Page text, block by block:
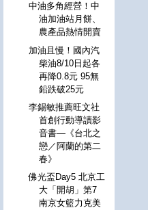
中油多角經營！中
油加油站月餅、
農產品熱情開賣
加油且慢！國內汽
柴油8/10日起各
再降0.8元 95無
鉛跌破25元
李錫敏推薦旺文社
首創行動導讀影
音書—《台北之
戀／阿蘭的第二
春》
佛光盃Day5 北京工
大「開胡」第7
南京女籃力克美